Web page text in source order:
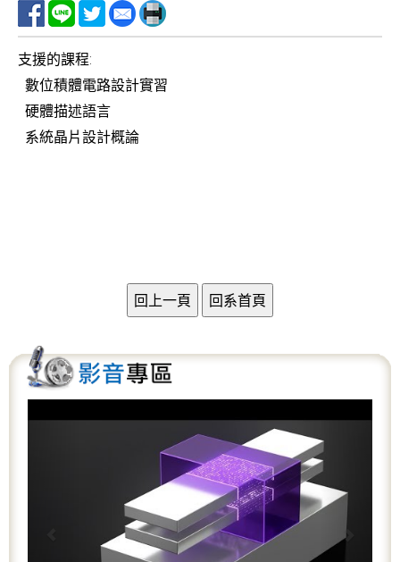
g
支援的課程:
數位積體電路設計實習
硬體描述語言
系統晶片設計概論
e
x